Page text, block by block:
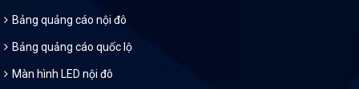
Bảng quảng cáo nội đô
Bảng quảng cáo quốc lộ
Màn hình LED nội đô